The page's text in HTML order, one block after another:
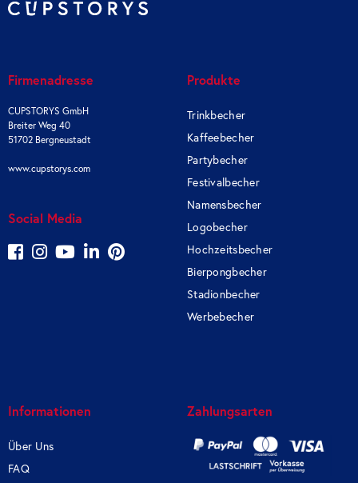
Firmenadresse
CUPSTORYS GmbH
Breiter Weg 40
51702 Bergneustadt
www.cupstorys.com
Social Media
Produkte
Trinkbecher
Kaffeebecher
Partybecher
Festivalbecher
Namensbecher
Logobecher
Hochzeitsbecher
Bierpongbecher
Stadionbecher
Werbebecher
Informationen
Über Uns
FAQ
Zahlungsarten